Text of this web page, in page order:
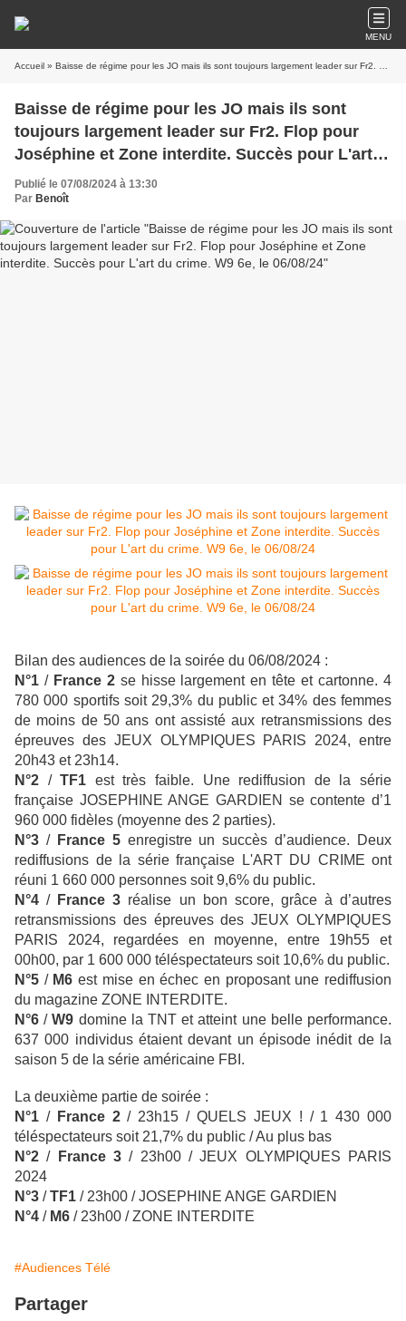
MENU
Accueil » Baisse de régime pour les JO mais ils sont toujours largement leader sur Fr2. Flop pour Joséphine et Zone interdite. Succès pour L'art du crime. W9 6e, le 06/08/24
Baisse de régime pour les JO mais ils sont
toujours largement leader sur Fr2. Flop pour
Joséphine et Zone interdite. Succès pour L'art
du crime. W9 6e, le 06/08/24
Publié le 07/08/2024 à 13:30
Par Benoît
Bilan des audiences de la soirée du 06/08/2024 :
N°1 / France 2 se hisse largement en tête et cartonne.4
780 000 sportifs soit 29,3% du public et 34% des femmes
de moins de 50 ans ont assisté aux retransmissions des
épreuves des JEUX OLYMPIQUES PARIS 2024, entre
20h43 et 23h14.
N°2 /TF1 est très faible. Une rediffusion de la série
française JOSEPHINE ANGE GARDIEN se contente d’1
960 000 fidèles (moyenne des 2 parties).
N°3 / France 5 enregistre un succès d’audience. Deux
rediffusions de la série française L'ART DU CRIME ont
réuni 1 660 000 personnes soit 9,6% du public.
N°4/ France 3 réalise un bon score, grâce à d’autres
retransmissions des épreuves des JEUX OLYMPIQUES
PARIS 2024, regardées en moyenne, entre 19h55 et
00h00, par 1 600 000 téléspectateurs soit 10,6% du public.
N°5 / M6est mise en échec en proposant une rediffusion
du magazine ZONE INTERDITE.
N°6 /W9 domine la TNT et atteint une belle performance.
637 000 individus étaient devant un épisode inédit de la
saison 5 de la série américaine FBI.
La deuxième partie de soirée :
N°1 / France 2/ 23h15 / QUELS JEUX ! / 1 430 000
téléspectateurs soit 21,7% du public / Au plus bas
N°2 / France 3/ 23h00 /JEUX OLYMPIQUES PARIS
2024
N°3 /TF1 / 23h00 / JOSEPHINE ANGE GARDIEN
N°4 / M6 / 23h00 / ZONE INTERDITE
#Audiences Télé
Partager